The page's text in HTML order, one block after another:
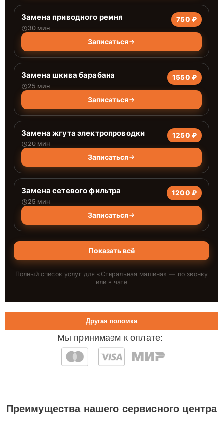
Замена приводного ремня
30 мин
750 ₽
Записаться
Замена шкива барабана
25 мин
1550 ₽
Записаться
Замена жгута электропроводки
20 мин
1250 ₽
Записаться
Замена сетевого фильтра
25 мин
1200 ₽
Записаться
Показать всё
Полный список услуг для « Стиральная машина» — по звонку
или в чате
Мы принимаем к оплате:
Другая поломка
Преимущества нашего сервисного центра